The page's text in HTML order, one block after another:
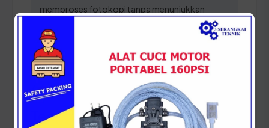
memproses fotokopi tanpa menunjukkan
Panduan Pajak 5 Tahunan
(Ganti Plat) di Sulawesi
Tenggara